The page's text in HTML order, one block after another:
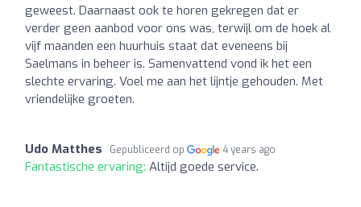
geweest. Daarnaast ook te horen gekregen dat er
verder geen aanbod voor ons was, terwijl om de hoek al
vijf maanden een huurhuis staat dat eveneens bij
Saelmans in beheer is. Samenvattend vond ik het een
slechte ervaring. Voel me aan het lijntje gehouden. Met
vriendelijke groeten.
Udo Matthes Gepubliceerd op 4 years ago
Fantastische ervaring: Altijd goede service.